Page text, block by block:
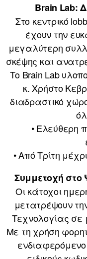
Brain Lab:
Στο κεντρικό
έχουν την
μεγαλύτερη
σκέψης και
Το Brain Lab
κ. Χρήστο
διαδραστικό
• Ελεύθερη
• Από Τρίτη
Συμμετοχή
Οι κάτοχοι
μετατρέψουν
Τεχνολογίας σε
Με τη χρήση